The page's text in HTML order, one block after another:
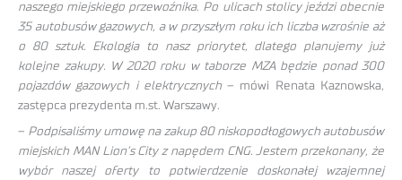
naszego miejskiego przewoźnika. Po ulicach stolicy jeździ obecnie
35 autobusów gazowych, a w przyszłym roku ich liczba wzrośnie aż
o 80 sztuk. Ekologia to nasz priorytet, dlatego planujemy już
kolejne zakupy. W 2020 roku w taborze MZA będzie ponad 300
pojazdów gazowych i elektrycznych– mówi Renata Kaznowska,
zastępca prezydenta m.st. Warszawy.
– Podpisaliśmy umowę na zakup 80 niskopodłogowych autobusów
miejskich MAN Lion’s City z napędem CNG. Jestem przekonany, że
wybór naszej oferty to potwierdzenie doskonałej wzajemnej